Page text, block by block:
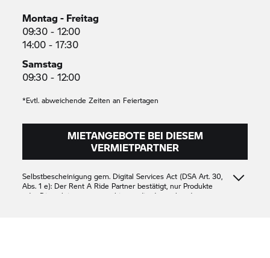
Montag - Freitag
09:30 - 12:00
14:00 - 17:30
Samstag
09:30 - 12:00
*Evtl. abweichende Zeiten an Feiertagen
MIETANGEBOTE BEI DIESEM
VERMIETPARTNER
Selbstbescheinigung gem. Digital Services Act (DSA Art. 30,
Abs. 1 e): Der Rent A Ride Partner bestätigt, nur Produkte
oder Dienstleistungen anzubieten, die den geltenden